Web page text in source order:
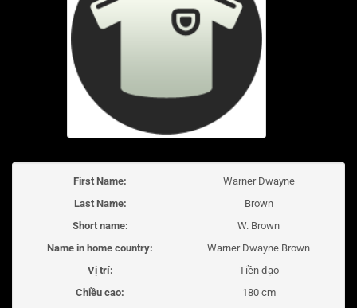
First Name:
Warner Dwayne
Last Name:
Brown
Short name:
W. Brown
Name in home country:
Warner Dwayne Brown
Vị trí:
Tiền đạo
Chiều cao:
180 cm